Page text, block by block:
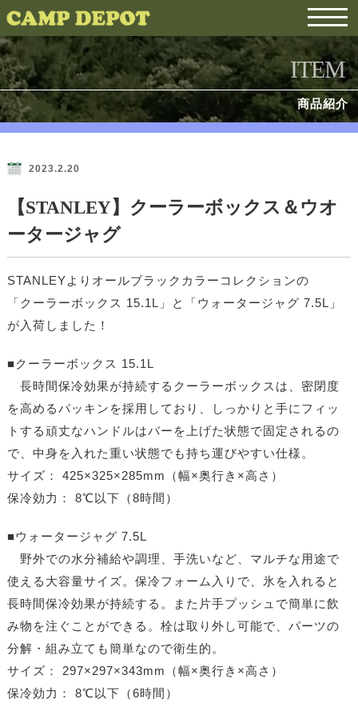
ITEM
商品紹介
2023.2.20
【STANLEY】クーラーボックス＆ウオ
ータージャグ
STANLEYよりオールブラックカラーコレクションの
「クーラーボックス 15.1L」と
「ウォータージャグ 7.5L」
が入荷しました！
■クーラーボックス 15.1L
長時間保冷効果が持続するクーラーボックスは、密閉度
を高めるパッキンを採用しており、しっかりと手にフィッ
トする頑丈なハンドルはバーを上げた状態で固定されるの
で、中身を入れた重い状態でも持ち運びやすい仕様。
サイズ： 425×325×285mm（幅×奥行き×高さ）
保冷効力： 8℃以下（8時間）
■ウォータージャグ 7.5L
野外での水分補給や調理、手洗いなど、マルチな用途で
使える大容量サイズ。保冷フォーム入りで、氷を入れると
長時間保冷効果が持続する。また片手プッシュで簡単に飲
み物を注ぐことができる。栓は取り外し可能で、パーツの
分解・組み立ても簡単なので衛生的。
サイズ： 297×297×343mm（幅×奥行き×高さ）
保冷効力： 8℃以下（6時間）